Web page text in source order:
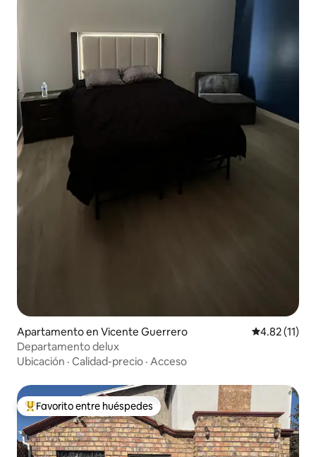
Apartamento en Vicente Guerrero Calificación
4.82 (11)
Departamento delux
Ubicación · Calidad-precio · Acceso
Favorito entre huéspedes preferido
Favorito entre huéspedes